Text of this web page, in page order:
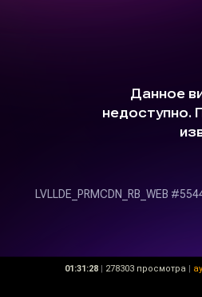
01:31:28 | 278303 просмотра |